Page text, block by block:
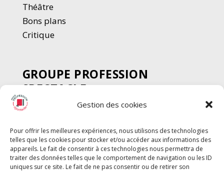
Gestion des cookies
Pour offrir les meilleures expériences, nous utilisons des technologies
telles que les cookies pour stocker et/ou accéder aux informations des
appareils. Le fait de consentir à ces technologies nous permettra de
traiter des données telles que le comportement de navigation ou les ID
uniques sur ce site. Le fait de ne pas consentir ou de retirer son
Théâtre
Bons plans
Critique
GROUPE PROFESSION
SPECTACLE
Chèque Intermittents
Chèque Compta
Chèque Emploi Spectacle
G-Pods